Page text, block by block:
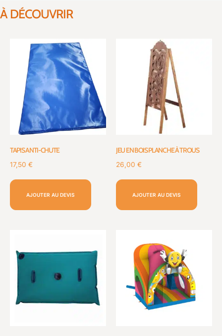
À DÉCOUVRIR
TAPIS ANTI-CHUTE
17,50 €
AJOUTER AU DEVIS
JEU EN BOIS PLANCHE À TROUS
26,00 €
AJOUTER AU DEVIS